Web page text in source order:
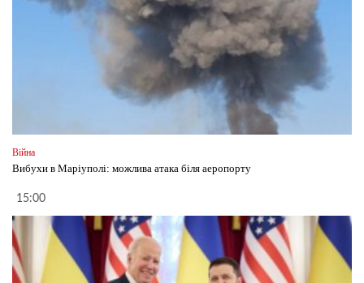
Війна
Вибухи в Маріуполі: можлива атака біля аеропорту
15:00